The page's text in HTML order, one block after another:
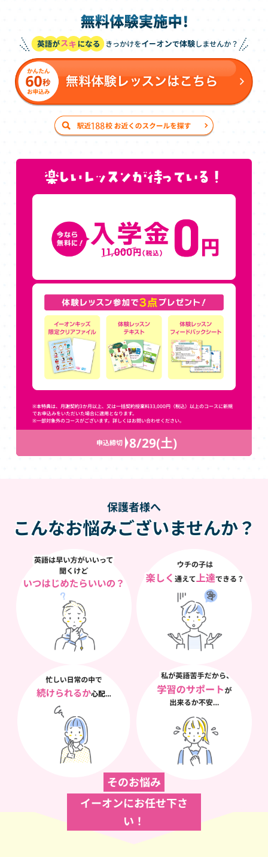
※本特典は、月謝契約3か月以上、又は一括契約授業料33,000円（税込）以上のコースに新規
でお申込みをいただいた場合に適用となります。
※一部対象外のコースがございます。詳しくはお問い合わせください。
申込締切 8/29(土)
保護者様へ
こんなお悩みございませんか？
そのお悩み
イーオンにお任せ下さ
い！